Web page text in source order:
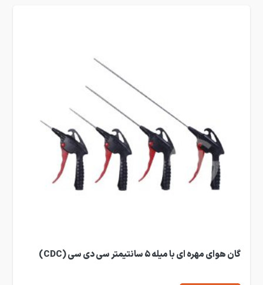
گان هوای مهره ای با میله 5 سانتیمتر سی دی سی (CDC)